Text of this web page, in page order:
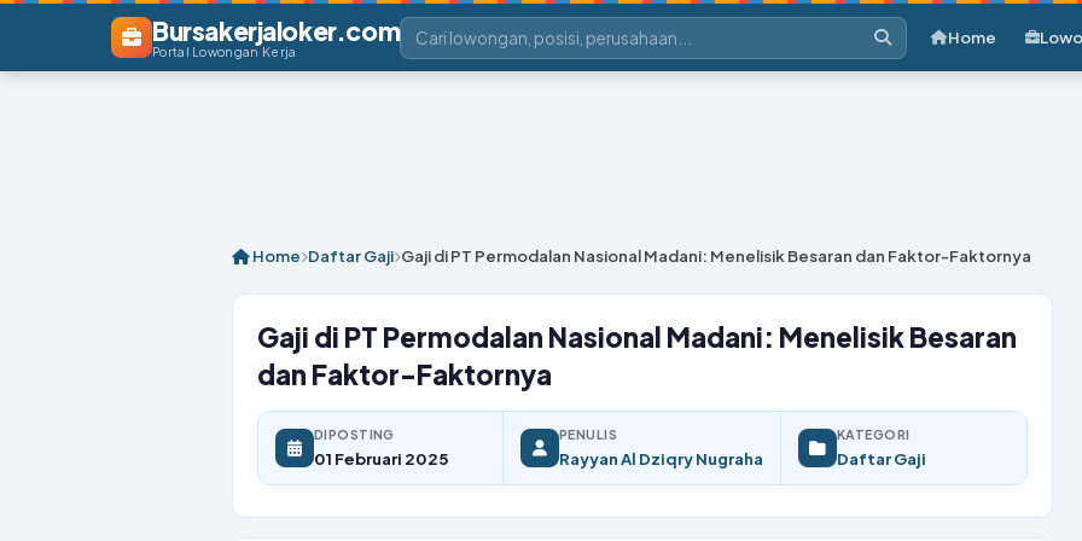
Bursakerjaloker.com
Portal Lowongan Kerja
Home
Home Daftar Gaji Gaji di PT Permodalan Nasional Madani: Menelisik Besaran dan Faktor-Faktornya
Gaji di PT Permodalan Nasional Madani: Menelisik Besaran
dan Faktor-Faktornya
DIPOSTING
01 Februari 2025
PENULIS
Rayyan Al Dziqry Nugraha
KATEGORI
Daftar Gaji